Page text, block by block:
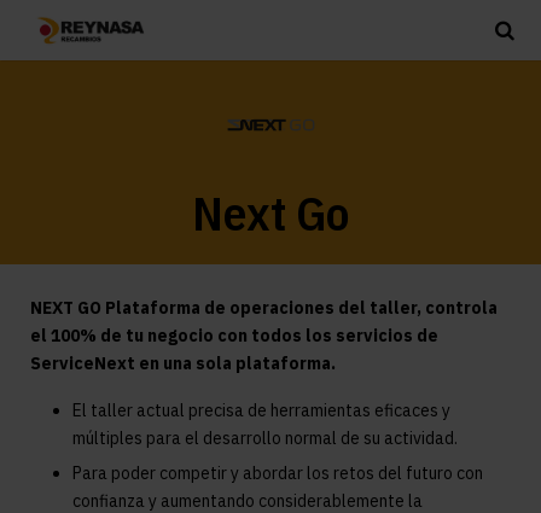
Next Go
NEXT GO Plataforma de operaciones del taller, controla
el 100% de tu negocio con todos los servicios de
ServiceNext en una sola plataforma.
El taller actual precisa de herramientas eficaces y
múltiples para el desarrollo normal de su actividad.
Para poder competir y abordar los retos del futuro con
confianza y aumentando considerablemente la